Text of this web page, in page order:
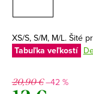
XS/S, S/M, M/L. Šité
Tabuľka veľkostí
20,90 €–42 %